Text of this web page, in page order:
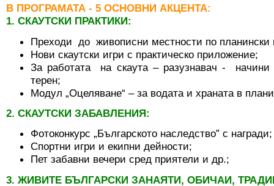
В ПРОГРАМАТА - 5 ОСНОВНИ АКЦЕНТА:
1. СКАУТСКИ ПРАКТИКИ:
Преходи до живописни местности по планински
Нови скаутски игри с практическо приложение;
За работата на скаута – разузнавач - начини
терен;
Модул „Оцеляване“ – за водата и храната в
2. СКАУТСКИ ЗАБАВЛЕНИЯ:
Фотоконкурс „Българското наследство” с награди;
Спортни игри и екипни дейности;
Пет забавни вечери сред приятели и др.;
3. ЖИВИТЕ БЪЛГАРСКИ ЗАНАЯТИ, ОБИЧАИ,